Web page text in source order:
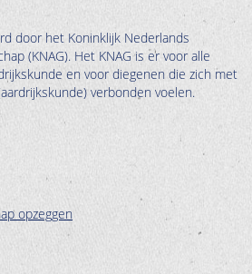
door het Koninklijk Nederlands
(KNAG). Het KNAG is er voor alle
en voor diegenen die zich met
verbonden voelen.
opzeggen